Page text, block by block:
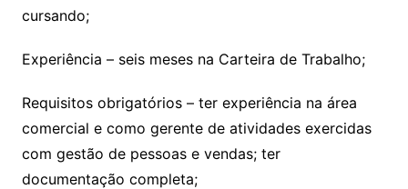
cursando;
Experiência – seis meses na Carteira de Trabalho;
Requisitos obrigatórios – ter experiência na área
comercial e como gerente de atividades exercidas
com gestão de pessoas e vendas; ter
documentação completa;